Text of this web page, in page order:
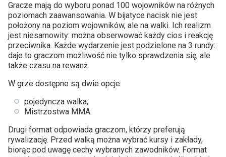
Gracze mają do wyboru ponad 100 wojowników na różnych
poziomach zaawansowania. W bijatyce nacisk nie jest
położony na poziom wojowników, ale na walki. Ich realizm
jest niesamowity: można obserwować każdy cios i reakcję
przeciwnika. Każde wydarzenie jest podzielone na 3 rundy:
daje to graczom możliwość nie tylko sprawdzenia się, ale
także czasu na rewanż.
W grze dostępne są dwie opcje:
pojedyncza walka;
Mistrzostwa MMA.
Drugi format odpowiada graczom, którzy preferują
rywalizację. Przed walką można wybrać kursy i zakłady,
biorąc pod uwagę cechy wybranych zawodników. Format